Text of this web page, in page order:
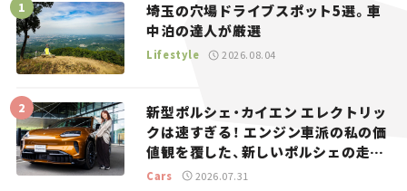
埼玉の穴場ドライブスポット5選。車
中泊の達人が厳選
Lifestyle 2026.08.04
新型ポルシェ・カイエン エレクトリッ
クは速すぎる！ エンジン車派の私の価
値観を覆した、新しいポルシェの走
り。
Cars 2026.07.31